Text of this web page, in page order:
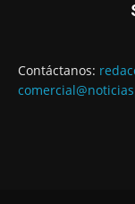
Contáctanos: